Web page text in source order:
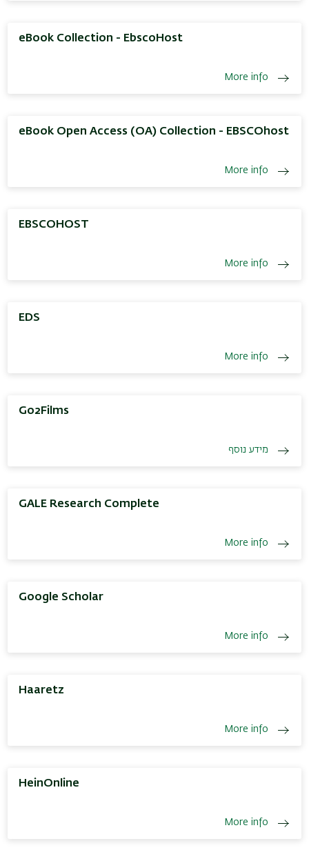
eBook Collection - EbscoHost
More info
eBook Open Access (OA) Collection - EBSCOhost
More info
EBSCOHOST
More info
EDS
More info
Go2Films
מידע נוסף
GALE Research Complete
More info
Google Scholar
More info
Haaretz
More info
HeinOnline
More info